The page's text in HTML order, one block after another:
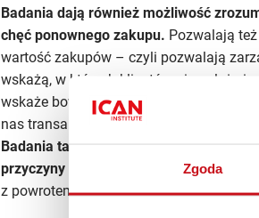
Zgoda
Badania dają również możliwość
chęć ponownego zakupu. Pozwalają
wartość zakupów – czyli pozwalają
wskażą, w których klientów nie należy
wskaże bowiem te osoby, które mają
nas transakcyjnie i nie zamierzają być
Badania takie jak
przyczyny odpływu wartościowych osób.
z powrotem przychody w ich grupie.